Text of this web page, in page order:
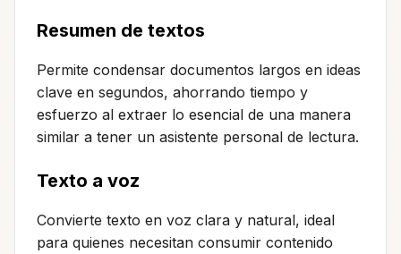
Resumen de textos
Permite condensar documentos largos en ideas
clave en segundos, ahorrando tiempo y
esfuerzo al extraer lo esencial de una manera
similar a tener un asistente personal de lectura.
Texto a voz
Convierte texto en voz clara y natural, ideal
para quienes necesitan consumir contenido